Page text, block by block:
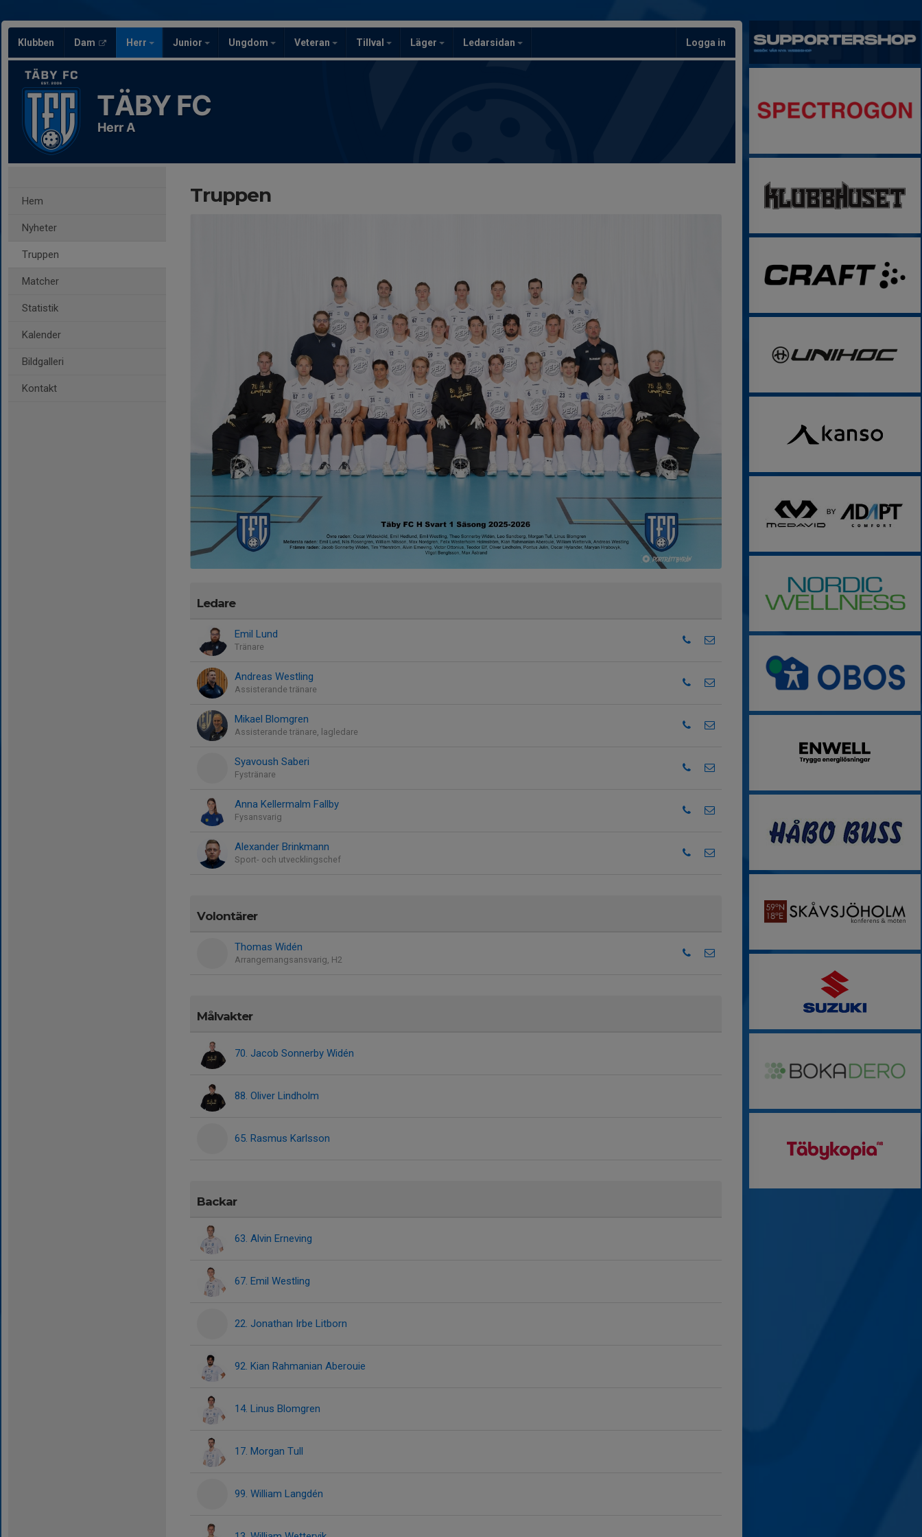
Klubben Dam Herr Junior Ungdom Veteran Tillval Läger Ledarsidan Logga in
TÄBY FC
Herr A
Hem
Nyheter
Truppen
Matcher
Statistik
Kalender
Bildgalleri
Kontakt
Truppen
Ledare
Emil Lund
Tränare
Andreas Westling
Assisterande tränare
Mikael Blomgren
Assisterande tränare, lagledare
Syavoush Saberi
Fystränare
Anna Kellermalm Fallby
Fysansvarig
Alexander Brinkmann
Sport- och utvecklingschef
Volontärer
Thomas Widén
Arrangemangsansvarig, H2
Målvakter
70. Jacob Sonnerby Widén
88. Oliver Lindholm
65. Rasmus Karlsson
Backar
63. Alvin Erneving
67. Emil Westling
22. Jonathan Irbe Litborn
92. Kian Rahmanian Aberouie
14. Linus Blomgren
17. Morgan Tull
99. William Langdén